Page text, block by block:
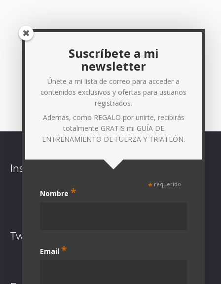
Instagram
Twitter
Suscríbete a mi
newsletter
Únete a mi lista de correo para acceder a
contenidos exclusivos y ofertas para usuarios
registrados.
Además, como REGALO por unirte, recibirás
totalmente GRATIS mi GUÍA DE
ENTRENAMIENTO DE FUERZA Y TRIATLÓN.
* requerido
Nombre *
Email *